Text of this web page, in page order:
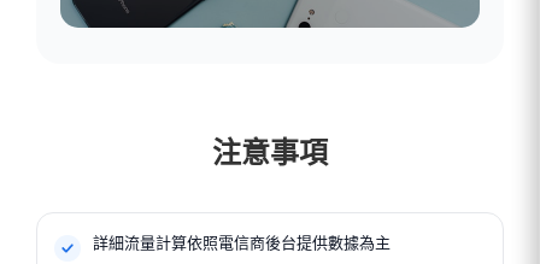
注意事項
詳細流量計算依照電信商後台提供數據為主